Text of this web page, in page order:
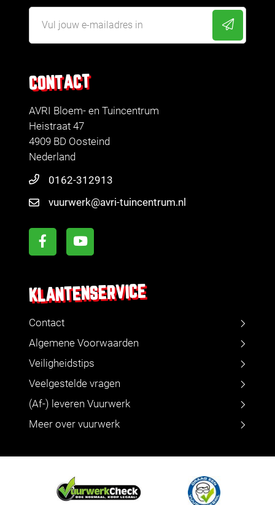
CONTACT
AVRI Bloem- en Tuincentrum
Heistraat 47
4909 BD Oosteind
Nederland
0162-312913
vuurwerk@avri-tuincentrum.nl
KLANTENSERVICE
Contact
Algemene Voorwaarden
Veiligheidstips
Veelgestelde vragen
(Af-) leveren Vuurwerk
Meer over vuurwerk